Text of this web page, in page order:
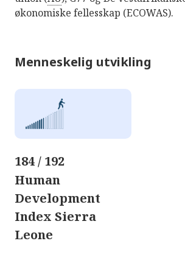
økonomiske fellesskap (ECOWAS).
Menneskelig utvikling
184 / 192
Human
Development
Index Sierra
Leone